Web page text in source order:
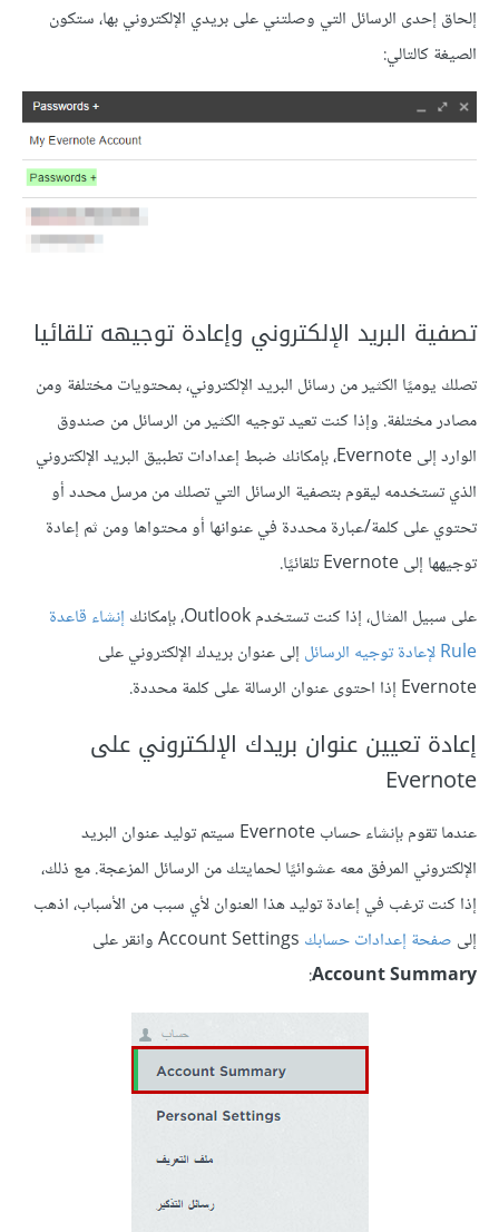
إلحاق إحدى الرسائل التي وصلتني على بريدي الإلكتروني بها، ستكون
الصيغة كالتالي:
تصفية البريد الإلكتروني وإعادة توجيهه تلقائيا
تصلك يوميًا الكثير من رسائل البريد الإلكتروني، بمحتويات مختلفة ومن
مصادر مختلفة. وإذا كنت تعيد توجيه الكثير من الرسائل من صندوق
الوارد إلى Evernote، بإمكانك ضبط إعدادات تطبيق البريد الإلكتروني
الذي تستخدمه ليقوم بتصفية الرسائل التي تصلك من مرسل محدد أو
تحتوي على كلمة/عبارة محددة في عنوانها أو محتواها ومن ثم إعادة
توجيهها إلى Evernote تلقائيًا.
على سبيل المثال، إذا كنت تستخدم Outlook، بإمكانك
إنشاء قاعدة
Rule لإعادة توجيه الرسائل
إلى عنوان بريدك الإلكتروني على
Evernote إذا احتوى عنوان الرسالة على كلمة محددة.
إعادة تعيين عنوان بريدك الإلكتروني على
Evernote
عندما تقوم بإنشاء حساب Evernote سيتم توليد عنوان البريد
الإلكتروني المرفق معه عشوائيًا لحمايتك من الرسائل المزعجة. مع ذلك،
إذا كنت ترغب في إعادة توليد هذا العنوان لأي سبب من الأسباب، اذهب
إلى صفحة إعدادات حسابك
Account Summary
: